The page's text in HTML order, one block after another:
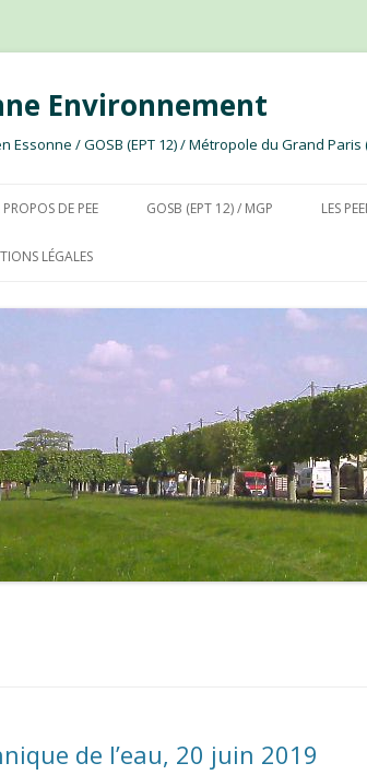
Environnement
/ GOSB (EPT 12) / Métropole du Grand Paris
DE PEE GOSB (EPT 12) / MGP LES
LÉGALES
de l’eau, 20 juin 2019